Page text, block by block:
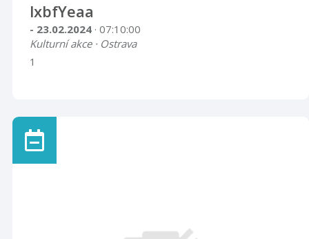
lxbfYeaa
- 23.02.2024 · 07:10:00
Kulturní akce · Ostrava
1